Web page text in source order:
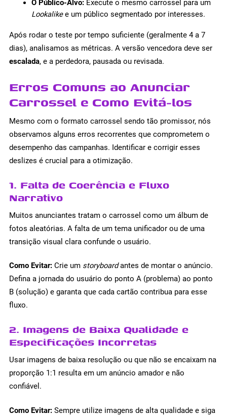
O Público-Alvo:Execute o mesmo carrossel para um
Lookalikee um público segmentado por interesses.
Após rodar o teste por tempo suficiente (geralmente 4 a 7
dias), analisamos as métricas. A versão vencedora deve ser
escalada, e a perdedora, pausada ou revisada.
Erros Comuns ao Anunciar
Carrossel e Como Evitá-los
Mesmo com o formato carrossel sendo tão promissor, nós
observamos alguns erros recorrentes que comprometem o
desempenho das campanhas. Identificar e corrigir esses
deslizes é crucial para a otimização.
1. Falta de Coerência e Fluxo
Narrativo
Muitos anunciantes tratam o carrossel como um álbum de
fotos aleatórias. A falta de um tema unificador ou de uma
transição visual clara confunde o usuário.
Como Evitar: Crie um storyboardantes de montar o anúncio.
Defina a jornada do usuário do ponto A (problema) ao ponto
B (solução) e garanta que cada cartão contribua para esse
fluxo.
2. Imagens de Baixa Qualidade e
Especificações Incorretas
Usar imagens de baixa resolução ou que não se encaixam na
proporção 1:1 resulta em um anúncio amador e não
confiável.
Como Evitar: Sempre utilize imagens de alta qualidade e siga